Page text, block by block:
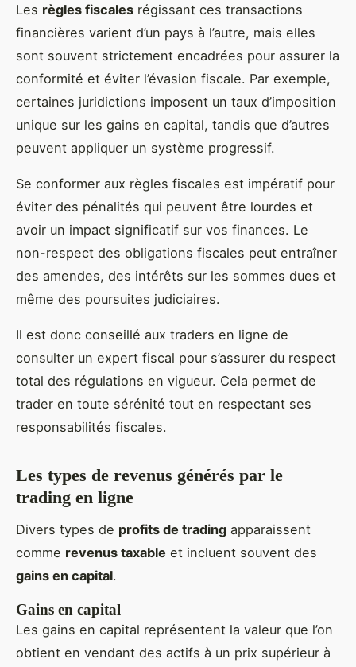
Les règles fiscales régissant ces transactions
financières varient d’un pays à l’autre, mais elles
sont souvent strictement encadrées pour assurer la
conformité et éviter l’évasion fiscale. Par exemple,
certaines juridictions imposent un taux d’imposition
unique sur les gains en capital, tandis que d’autres
peuvent appliquer un système progressif.
Se conformer aux règles fiscales est impératif pour
éviter des pénalités qui peuvent être lourdes et
avoir un impact significatif sur vos finances. Le
non-respect des obligations fiscales peut entraîner
des amendes, des intérêts sur les sommes dues et
même des poursuites judiciaires.
Il est donc conseillé aux traders en ligne de
consulter un expert fiscal pour s’assurer du respect
total des régulations en vigueur. Cela permet de
trader en toute sérénité tout en respectant ses
responsabilités fiscales.
Les types de revenus générés par le
trading en ligne
Divers types de profits de trading apparaissent
comme revenus taxable et incluent souvent des
gains en capital.
Gains en capital
Les gains en capital représentent la valeur que l’on
obtient en vendant des actifs à un prix supérieur à